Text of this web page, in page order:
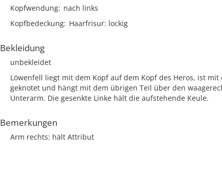
Kopfwendung nach links
Kopfbedeckung Haarfrisur: lockig
Bekleidung
unbekleidet
Löwenfell liegt mit dem Kopf auf dem Kopf des Heros, ist
geknotet und hängt mit dem übrigen Teil über den
Unterarm. Die gesenkte Linke hält die aufstehende Keule.
Bemerkungen
Arm rechts: hält Attribut